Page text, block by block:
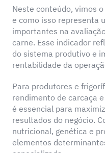
Neste conteúdo, vimos
e como isso representa
importantes na
carne. Esse indicador
do sistema produtivo e
rentabilidade da
Para produtores e
rendimento de carcaça
é essencial para
resultados do negócio.
nutricional, genética e
elementos